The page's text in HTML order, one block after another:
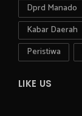
Dprd Manado
Kabar Daerah
Peristiwa
LIKE US